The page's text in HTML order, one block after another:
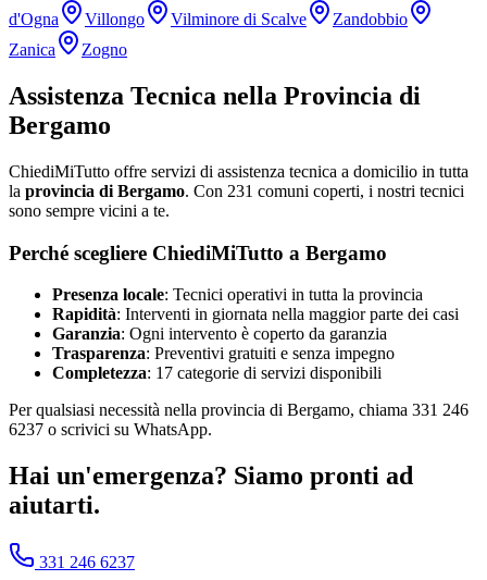
d'Ogna
Villongo Vilminore di Scalve
Zandobbio
Zanica
Zogno
Assistenza Tecnica nella Provincia di
Bergamo
ChiediMiTutto offre servizi di assistenza tecnica a domicilio in tutta
la provincia di Bergamo. Con 231 comuni coperti, i nostri tecnici
sono sempre vicini a te.
Perché scegliere ChiediMiTutto a Bergamo
Presenza locale: Tecnici operativi in tutta la provincia
Rapidità: Interventi in giornata nella maggior parte dei casi
Garanzia: Ogni intervento è coperto da garanzia
Trasparenza: Preventivi gratuiti e senza impegno
Completezza: 17 categorie di servizi disponibili
Per qualsiasi necessità nella provincia di Bergamo, chiama 331 246
6237 o scrivici su WhatsApp.
Hai un'emergenza? Siamo pronti ad
aiutarti.
331 246 6237